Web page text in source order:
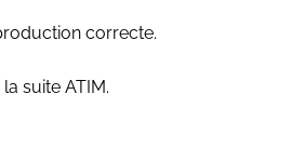
correcte.
suite ATIM.